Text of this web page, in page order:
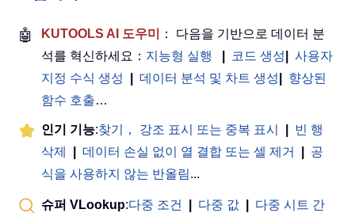
🤖 KUTOOLS AI 도우미
： 다음을 기반으로 데이터 분
석를 혁신하세요： 지능형 실행 코드 생성
사용자
지정 수식 생성
데이터 분석 및 차트 생성
향상된
함수 호출…
인기 기능:찾기， 강조 표시 또는 중복 표시
빈 행
삭제
데이터 손실 없이 열 결합 또는 셀 제거
공
식을 사용하지 않는 반올림...
슈퍼 VLookup:다중 조건 다중 값
다중 시트 간